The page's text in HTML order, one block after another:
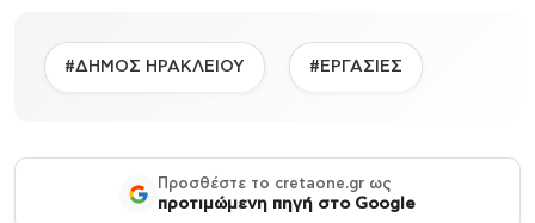
#ΔΗΜΟΣ ΗΡΑΚΛΕΙΟΥ #ΕΡΓΑΣΙΕΣ
Προσθέστε το cretaone.gr ως
προτιμώμενη πηγή στο Google